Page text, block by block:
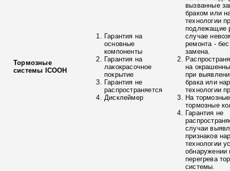
Тормозные
системы ICOOH
Гарантия на
основные
компоненты
Гарантия на
лакокрасочное
покрытие
Гарантия не
распространяется
Дисклеймер
вызванные
браком или
технологии
подлежащие
случае
ремонта -
замена.
на
при
брака или
технологии
На
тормозные
Гарантия не
случаи
признаков
технологии
обнаружении
перегрева
системы.